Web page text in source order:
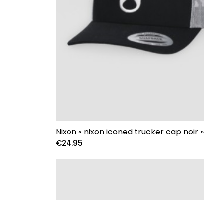
Nixon « nixon iconed trucker cap noir »
€24.95